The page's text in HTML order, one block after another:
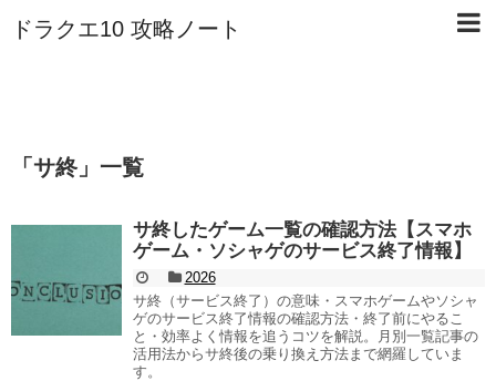
ドラクエ10 攻略ノート
「 サ終 」 一覧
サ終したゲーム一覧の確認方法【スマホ
ゲーム・ソシャゲのサービス終了情報】
2026
サ終（サービス終了）の意味・スマホゲームやソシャ
ゲのサービス終了情報の確認方法・終了前にやるこ
と・効率よく情報を追うコツを解説。月別一覧記事の
活用法からサ終後の乗り換え方法まで網羅していま
す。